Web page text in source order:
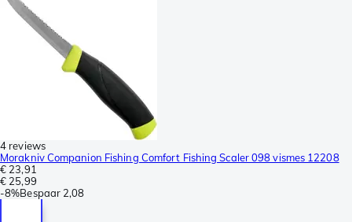
4 reviews
Morakniv Companion Fishing Comfort Fishing Scaler 098 vismes 12208
€ 23,91
€ 25,99
-8%Bespaar 2,08